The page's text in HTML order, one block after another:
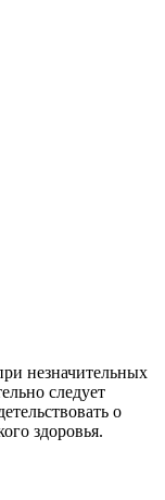
незначительных
следует
о
здоровья.